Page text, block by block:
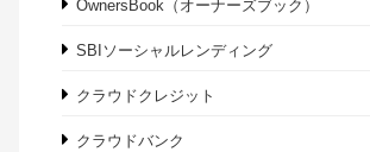
SBIネオモバイル証券でTポイント投資
自動で貯金できるfinbee（フィンビー）
ソーシャルレンディングサービス（
回り）